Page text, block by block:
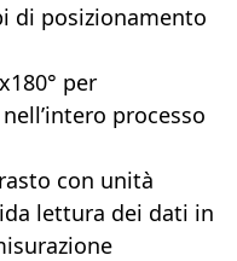
di posizionamento
per
processo
con unità
lettura dei dati in